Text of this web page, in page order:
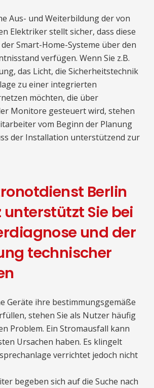
Aus- und Weiterbildung der von
Elektriker stellt sicher, dass diese
Smart-Home-Systeme über den
verfügen. Wenn Sie z.B.
das Licht, die Sicherheitstechnik
zu einer integrierten
möchten, die über
Monitore gesteuert wird, stehen
vom Beginn der Planung
der Installation unterstützend zur
Berlin
unterstützt Sie bei
und der
technischer
Geräte ihre bestimmungsgemäße
stehen Sie als Nutzer häufig
Problem. Ein Stromausfall kann
Ursachen haben. Es klingelt
verrichtet jedoch nicht
begeben sich auf die Suche nach